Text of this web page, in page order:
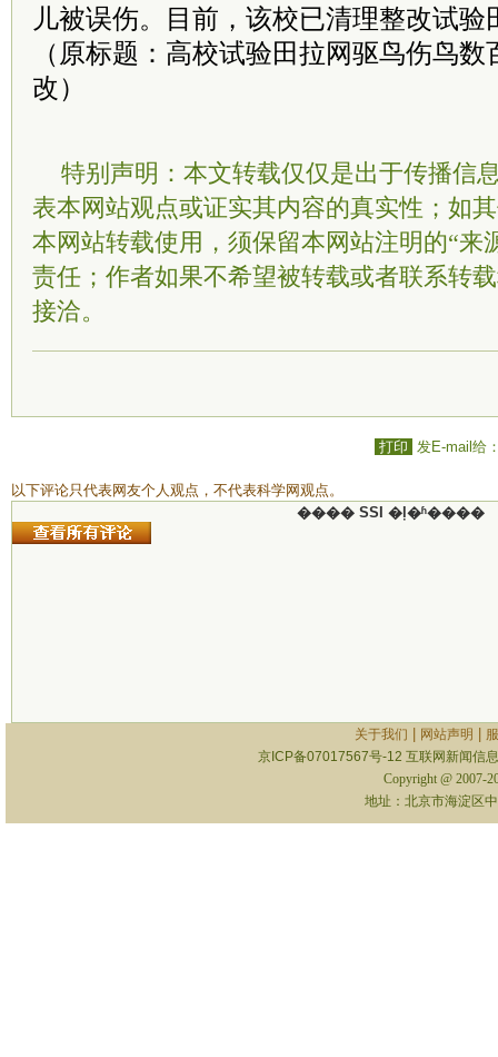
儿被误伤。目前，该校已清理整改试
（原标题：高校试验田拉网驱鸟伤鸟
改）
特别声明：本文转载仅仅是出于传播信
表本网站观点或证实其内容的真实性；如
本网站转载使用，须保留本网站注明的“来
责任；作者如果不希望被转载或者联系转
接洽。
打印 发E-mail给
以下评论只代表网友个人观点，不代表科学网观点。
���� SSI �ļ�ʱ����
关于我们 网站声明
京ICP备07017567号-12 互联网新闻信
Copyright @ 2007-
地址：北京市海淀区